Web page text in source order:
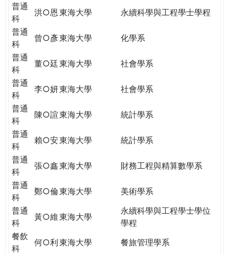
普通
科
洪○恩 東海大學
永續科學與工程學士學程
普通
科
曾○彥東海大學
化學系
普通
科
董○廷東海大學
社會學系
普通
科
李○妍東海大學
社會學系
普通
科
陳○諠東海大學
統計學系
普通
科
賴○安東海大學
統計學系
普通
科
張○鑫東海大學
財務工程與精算數學系
普通
科
鄭○倫東海大學
美術學系
普通
科
黃○維東海大學
永續科學與工程學士學位
學程
餐飲
科
何○利東海大學
餐旅管理學系